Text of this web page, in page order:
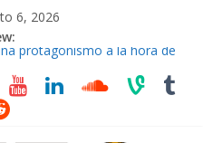
6, 2026
protagonismo a la hora de
New Day’ pone en escena a